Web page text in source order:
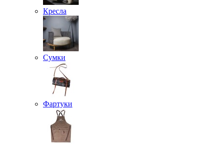
Кресла
Сумки
Фартуки